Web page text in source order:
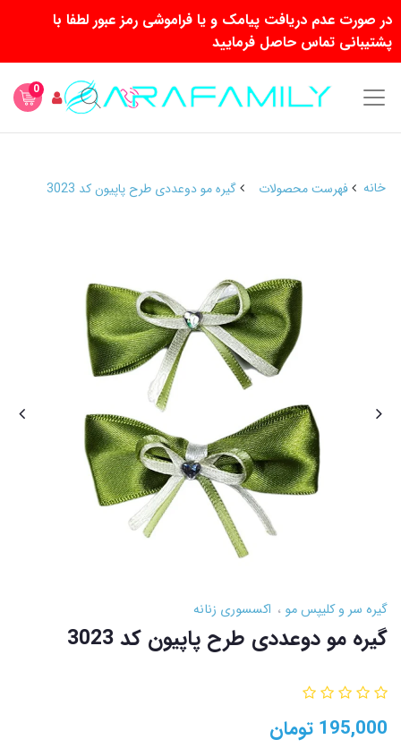
در صورت عدم دریافت پیامک و یا فراموشی رمز عبور لطفا با
پشتیبانی تماس حاصل فرمایید
0
خانه فهرست محصولات گیره مو دوعددی طرح پاپیون کد 3023
گیره سر و کلیپس مو اکسسوری زنانه
گیره مو دوعددی طرح پاپیون کد 3023
195,000 تومان